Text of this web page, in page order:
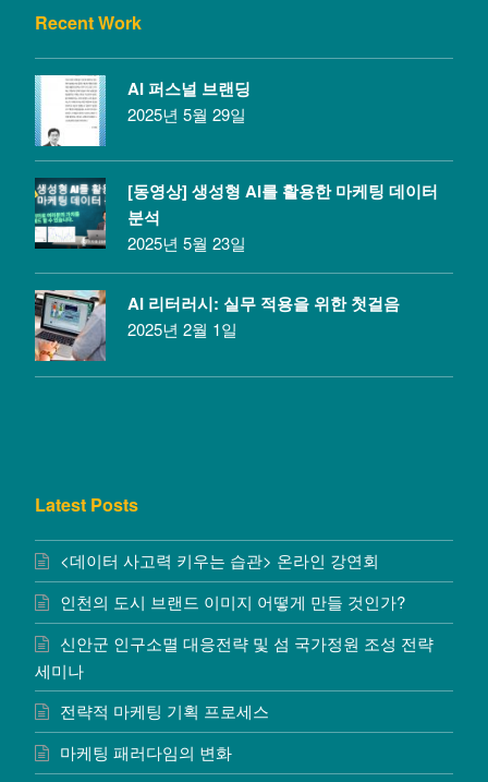
Recent Work
AI 퍼스널 브랜딩
2025년 5월 29일
[동영상] 생성형 AI를 활용한 마케팅 데이터
분석
2025년 5월 23일
AI 리터러시: 실무 적용을 위한 첫걸음
2025년 2월 1일
Latest Posts
<데이터 사고력 키우는 습관> 온라인 강연회
인천의 도시 브랜드 이미지 어떻게 만들 것인가?
신안군 인구소멸 대응전략 및 섬 국가정원 조성 전략
세미나
전략적 마케팅 기획 프로세스
마케팅 패러다임의 변화